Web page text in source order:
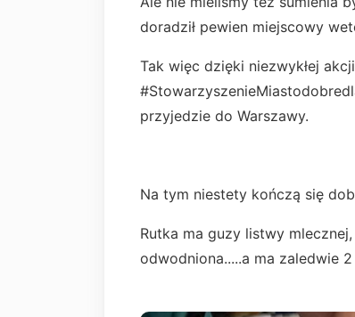
doradził pewien miejscowy
Tak więc dzięki niezwykłej
przyjedzie do Warszawy.
Na tym niestety kończą się
Rutka ma guzy listwy
odwodniona.....a ma zaledwie 2